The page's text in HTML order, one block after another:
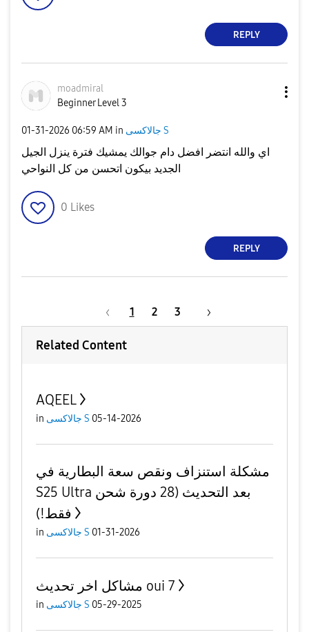
REPLY
moadmiral
Beginner Level 3
‎01-31-2026 06:59 AM in جالاكسى S
اي والله انتضر افضل دام جوالك يمشيك فترة ينزل الجيل
الجديد بيكون اتحسن من كل النواحي
0 Likes
REPLY
1 2 3
Related Content
AQEEL
in جالاكسى S 05-14-2026
مشكلة استنزاف ونقص سعة البطارية في
S25 Ultra بعد التحديث (28 دورة شحن
فقط!)
in جالاكسى S 01-31-2026
مشاكل اخر تحديث oui 7
in جالاكسى S 05-29-2025